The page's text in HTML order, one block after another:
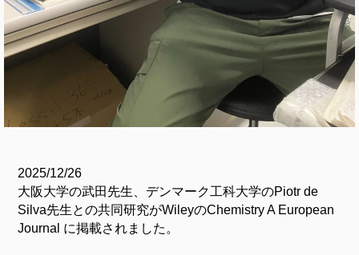
2025/12/26
大阪大学の武田先生、デンマーク工科大学のPiotr de
Silva先生との共同研究がWileyのChemistry A European
Journal に掲載されました。